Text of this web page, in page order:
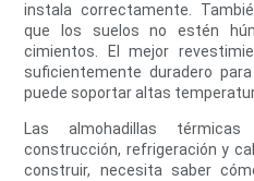
instala correctamente.
que los suelos no estén
cimientos. El mejor
suficientemente duradero
puede soportar altas
Las almohadillas
construcción, refrigeración y
construir, necesita saber